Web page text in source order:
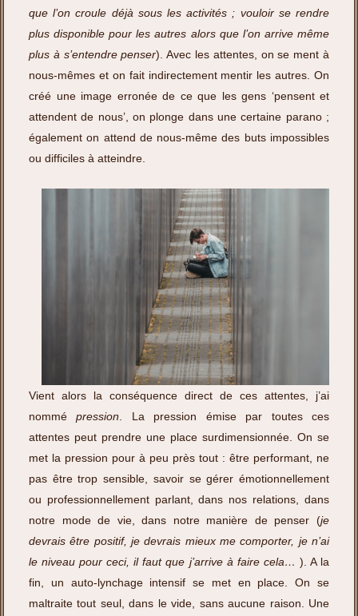
que l’on croule déjà sous les activités ; vouloir se rendre
plus disponible pour les autres alors que l’on arrive même
plus à s’entendre penser). Avec les attentes, on se ment à
nous-mêmes et on fait indirectement mentir les autres. On
créé une image erronée de ce que les gens ‘pensent et
attendent de nous’, on plonge dans une certaine parano ;
également on attend de nous-même des buts impossibles
ou difficiles à atteindre.
Vient alors la conséquence direct de ces attentes, j’ai
nommépression. La pression émise par toutes ces
attentes peut prendre une place surdimensionnée. On se
met la pression pour à peu près tout : être performant, ne
pas être trop sensible, savoir se gérer émotionnellement
ou professionnellement parlant, dans nos relations, dans
notre mode de vie, dans notre manière de penser (je
devrais être positif, je devrais mieux me comporter, je n’ai
le niveau pour ceci, il faut que j’arrive à faire cela… ). A la
fin, un auto-lynchage intensif se met en place. On se
maltraite tout seul, dans le vide, sans aucune raison. Une